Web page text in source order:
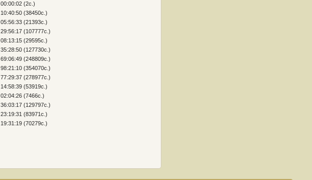
00:00:02 (2c.)
10:40:50 (38450c.)
05:56:33 (21393c.)
29:56:17 (107777c.)
08:13:15 (29595c.)
35:28:50 (127730c.)
69:06:49 (248809c.)
98:21:10 (354070c.)
77:29:37 (278977c.)
14:58:39 (53919c.)
02:04:26 (7466c.)
36:03:17 (129797c.)
23:19:31 (83971c.)
19:31:19 (70279c.)